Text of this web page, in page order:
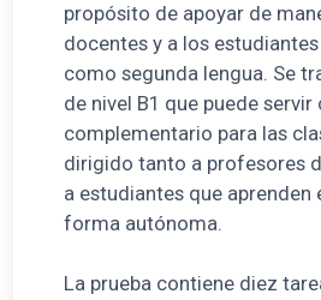
propósito de apoyar de
docentes y a los
como segunda lengua. Se
de nivel B1 que puede
complementario para las
dirigido tanto a profesores
a estudiantes que aprenden
forma autónoma.
La prueba contiene diez